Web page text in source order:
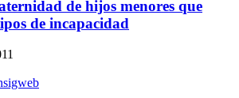
de hijos menores que
de incapacidad